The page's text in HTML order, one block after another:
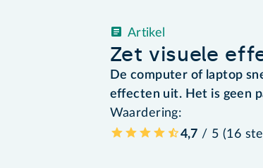
Zet visuele
Artikel
De computer of laptop
effecten uit. Het is geen
Waardering:
4,7 / 5 (16